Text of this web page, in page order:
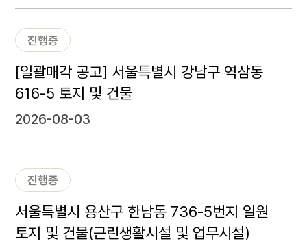
진행중
[일괄매각 공고] 서울특별시 강남구 역삼동
616-5 토지 및 건물
2026-08-03
진행중
서울특별시 용산구 한남동 736-5번지 일원
토지 및 건물(근린생활시설 및 업무시설)